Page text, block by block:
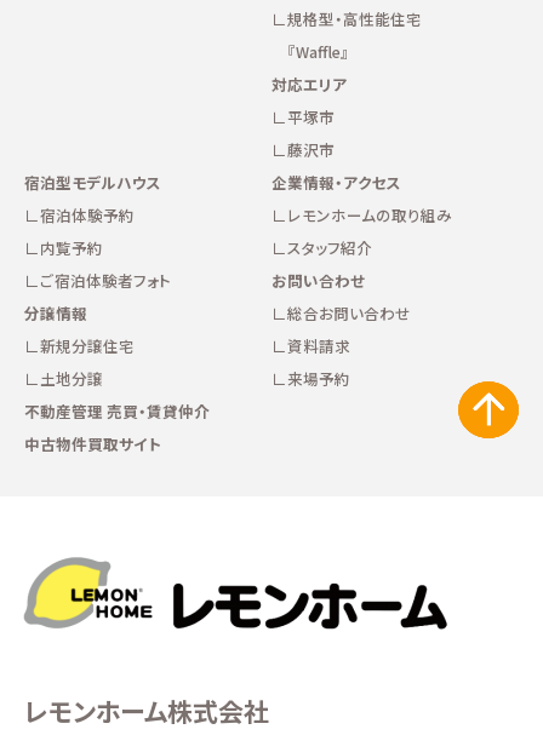
規格型・高性能住宅
『Waffle』
対応エリア
平塚市
藤沢市
宿泊型モデルハウス
宿泊体験予約
内覧予約
ご宿泊体験者フォト
分譲情報
新規分譲住宅
土地分譲
不動産管理 売買・賃貸仲介
中古物件買取サイト
企業情報・アクセス
レモンホームの取り組み
スタッフ紹介
お問い合わせ
総合お問い合わせ
資料請求
来場予約
レモンホーム株式会社